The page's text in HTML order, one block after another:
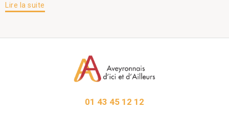
Lire la suite
01 43 45 12 12